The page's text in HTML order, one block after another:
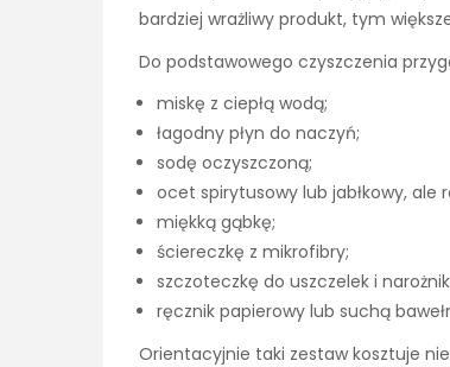
bardziej wrażliwy produkt, tym
Do podstawowego czyszczenia
miskę z ciepłą wodą;
łagodny płyn do naczyń;
sodę oczyszczoną;
ocet spirytusowy lub jabłkowy, ale
miękką gąbkę;
ściereczkę z mikrofibry;
szczoteczkę do uszczelek i
ręcznik papierowy lub suchą
Orientacyjnie taki zestaw kosztuje